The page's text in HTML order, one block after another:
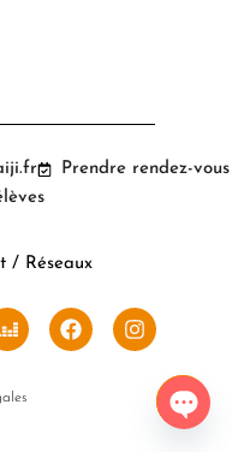
Prendre rendez-vous
/ Réseaux